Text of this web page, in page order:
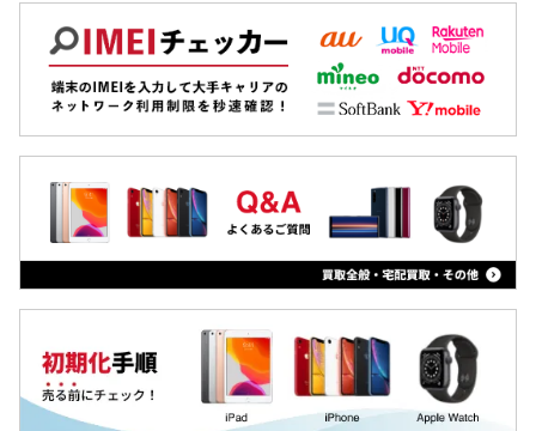
Pixel7
Pixel 6 Pro
Pixel 6a
Pixel 6
Pixel 5a
Pixel 5
Pixel 4
Pixel 3a XL
Xiaomi
MacBook
iPad
Qua tab
dtab
MediaPad
LAVIE Tab
YOGA Tab